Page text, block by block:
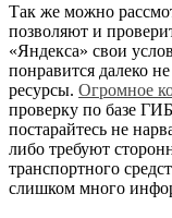
Так же можно
позволяют и
«Яндекса» свои
понравится далеко
ресурсы. Огромное
проверку по базе
постарайтесь не
либо требуют
транспортного
слишком много